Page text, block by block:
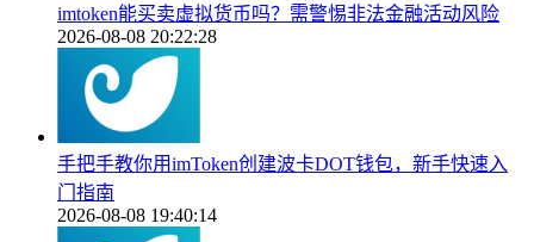
imtoken能买卖虚拟货币吗？需警惕非法金融活动风险
2026-08-08 20:22:28
手把手教你用imToken创建波卡DOT钱包，新手快速入
门指南
2026-08-08 19:40:14